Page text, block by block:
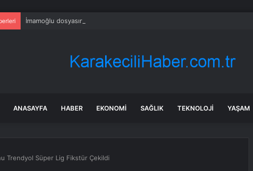
İmamoğlu dosyasına astroloji raporu girdi
ANASAYFA HABER EKONOMI SAĞLIK TEKNOLOJI YAŞAM
Trendyol Süper Lig Fikstür Çekildi